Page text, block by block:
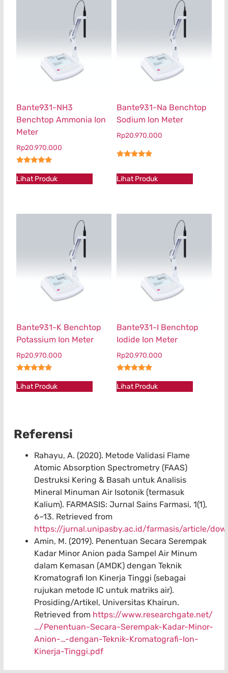
Bante931-NH3
Benchtop Ammonia Ion
Meter
Rp20.970.000
Lihat Produk
Bante931-Na Benchtop
Sodium Ion Meter
Rp20.970.000
Lihat Produk
Bante931-K Benchtop
Potassium Ion Meter
Rp20.970.000
Lihat Produk
Bante931-I Benchtop
Iodide Ion Meter
Rp20.970.000
Lihat Produk
Referensi
Rahayu, A. (2020). Metode Validasi Flame
Atomic Absorption Spectrometry (FAAS)
Destruksi Kering & Basah untuk Analisis
Mineral Minuman Air Isotonik (termasuk
Kalium). FARMASIS: Jurnal Sains Farmasi, 1(1),
6–13. Retrieved from
https://jurnal.unipasby.ac.id/farmasis/article/
Amin, M. (2019). Penentuan Secara Serempak
Kadar Minor Anion pada Sampel Air Minum
dalam Kemasan (AMDK) dengan Teknik
Kromatografi Ion Kinerja Tinggi (sebagai
rujukan metode IC untuk matriks air).
Prosiding/Artikel, Universitas Khairun.
Retrieved from https://www.researchgate.net/
…/Penentuan-Secara-Serempak-Kadar-Minor-
Anion-…-dengan-Teknik-Kromatografi-Ion-
Kinerja-Tinggi.pdf